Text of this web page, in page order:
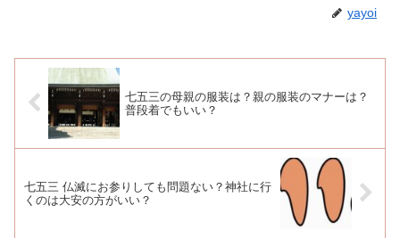
yayoi
七五三の母親の服装は？親の服装のマナーは？
普段着でもいい？
七五三 仏滅にお参りしても問題ない？神社に行
くのは大安の方がいい？